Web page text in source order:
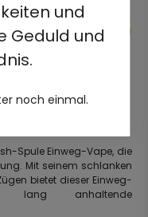
und
Geduld und
noch einmal.
Spule Einweg-Vape, die
Mit seinem schlanken
bietet dieser Einweg-
anhaltende